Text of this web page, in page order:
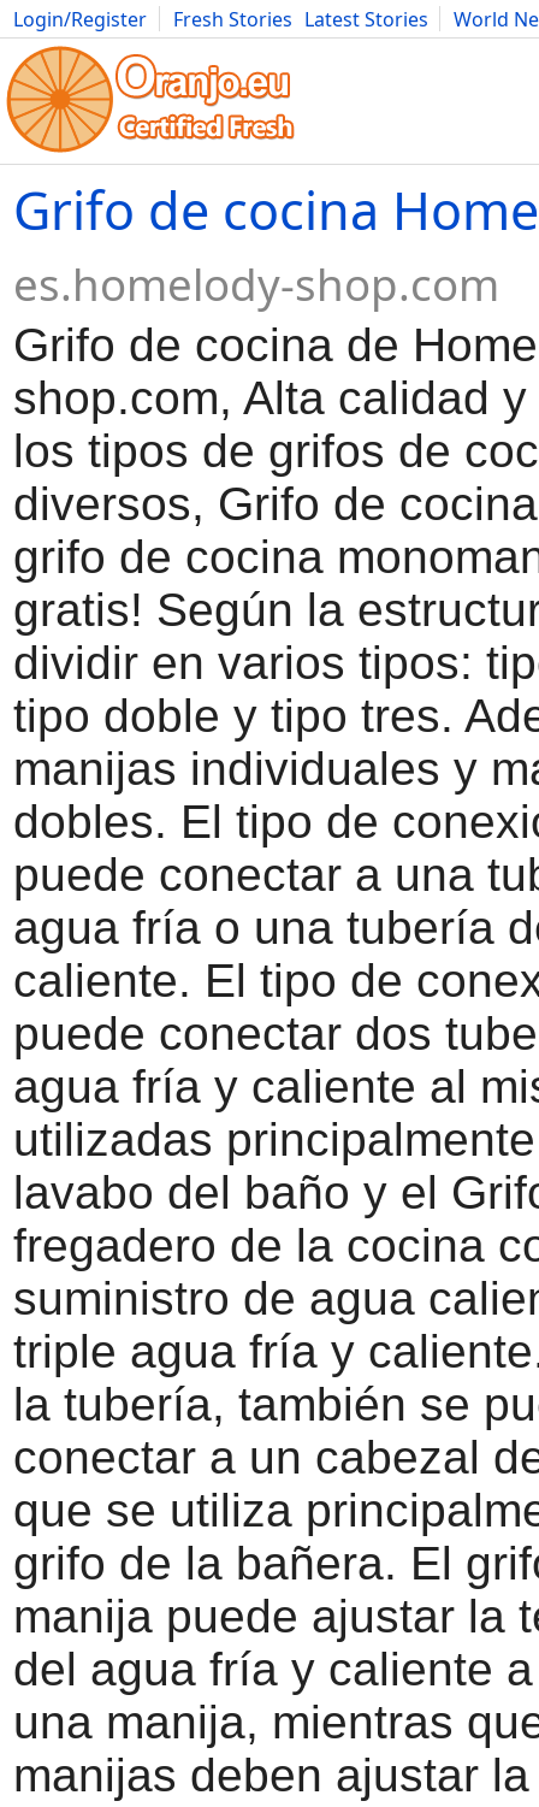
Login/Register Fresh Stories Latest Stories
World
Movies Anime Music Art Cars Advice Science
Grifo de cocina
es.homelody-shop.com
Grifo de cocina de
shop.com, Alta calidad
los tipos de grifos de
diversos, Grifo de
grifo de cocina
gratis! Según la
dividir en varios tipos:
tipo doble y tipo tres.
manijas individuales y
dobles. El tipo de
puede conectar a una
agua fría o una tubería
caliente. El tipo de
puede conectar dos
agua fría y caliente al
utilizadas
lavabo del baño y el
fregadero de la cocina
suministro de agua
triple agua fría y
la tubería, también se
conectar a un cabezal
que se utiliza
grifo de la bañera. El
manija puede ajustar la
del agua fría y caliente
una manija, mientras
manijas deben ajustar